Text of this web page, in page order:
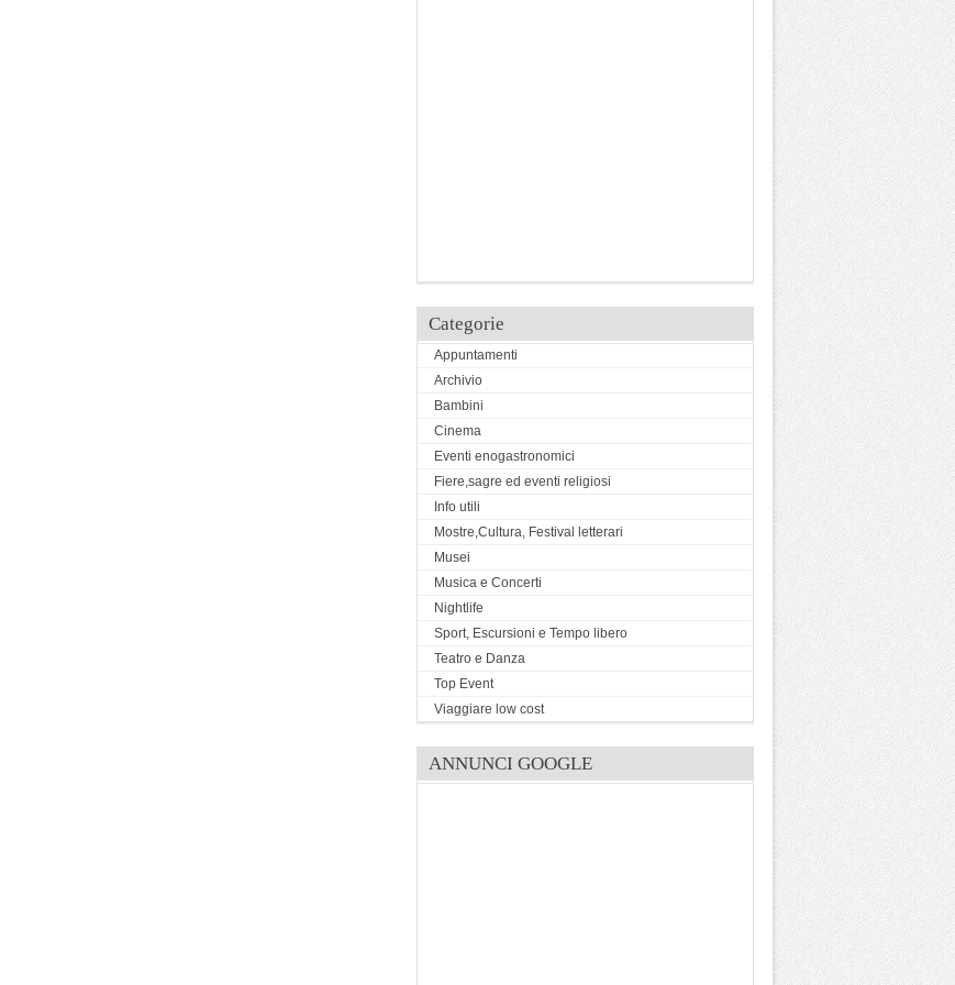
Categorie
Appuntamenti
Archivio
Bambini
Cinema
Eventi enogastronomici
Fiere,sagre ed eventi religiosi
Info utili
Mostre,Cultura, Festival letterari
Musei
Musica e Concerti
Nightlife
Sport, Escursioni e Tempo libero
Teatro e Danza
Top Event
Viaggiare low cost
ANNUNCI GOOGLE